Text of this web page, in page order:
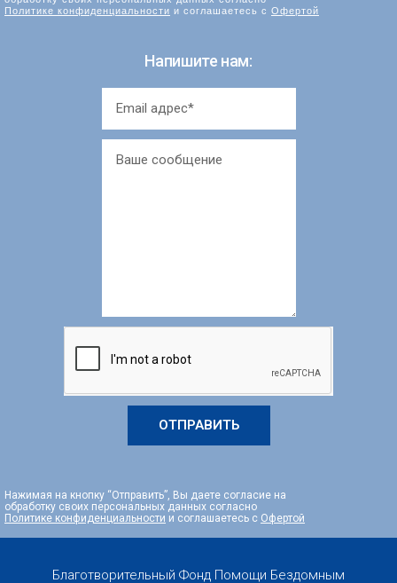
Политике конфиденциальности и соглашаетесь с Офертой
Напишите нам:
ОТПРАВИТЬ
Нажимая на кнопку “Отправить”, Вы даете согласие на
обработку своих персональных данных согласно
Политике конфиденциальности и соглашаетесь с Офертой
Благотворительный Фонд Помощи Бездомным